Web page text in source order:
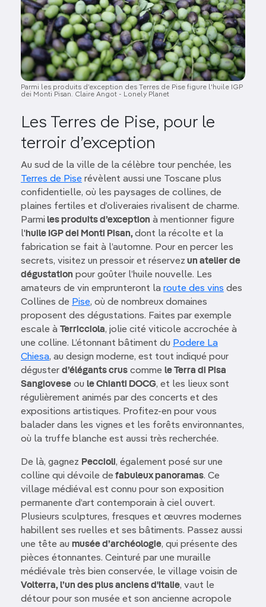
Parmi les produits d’exception des Terres de Pise figure l'huile IGP
dei Monti Pisan. Claire Angot - Lonely Planet
Les Terres de Pise, pour le
terroir d’exception
Au sud de la ville de la célèbre tour penchée, les
Terres de Pise révèlent aussi une Toscane plus
confidentielle, où les paysages de collines, de
plaines fertiles et d’oliveraies rivalisent de charme.
Parmi les produits d’exception à mentionner figure
l' huile IGP dei Monti Pisan,dont la récolte et la
fabrication se fait à l’automne. Pour en percer les
secrets, visitez un pressoir et réservez un atelier de
dégustation pour goûter l’huile nouvelle. Les
amateurs de vin emprunteront la route des vins des
Collines de Pise, où de nombreux domaines
proposent des dégustations. Faites par exemple
escale à Terricciola, jolie cité viticole accrochée à
une colline. L’étonnant bâtiment du Podere La
Chiesa, au design moderne, est tout indiqué pour
déguster d’élégants crus comme le Terra di Pisa
Sangiovese ou le Chianti DOCG, et les lieux sont
régulièrement animés par des concerts et des
expositions artistiques. Profitez-en pour vous
balader dans les vignes et les forêts environnantes,
où la truffe blanche est aussi très recherchée.
De là, gagnez Peccioli, également posé sur une
colline qui dévoile defabuleux panoramas. Ce
village médiéval est connu pour son exposition
permanente d’art contemporain à ciel ouvert.
Plusieurs sculptures, fresques et œuvres modernes
habillent ses ruelles et ses bâtiments. Passez aussi
une tête au musée d’archéologie, qui présente des
pièces étonnantes. Ceinturé par une muraille
médiévale très bien conservée, le village voisin de
Volterra, l’un des plus anciens d'Italie, vaut le
détour pour son musée et son ancienne acropole